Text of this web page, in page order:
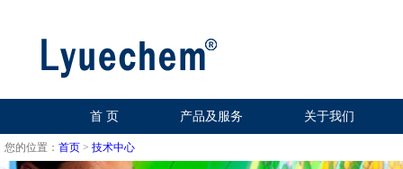
首 页 产品及服务 关于我们
您的位置： 首页 > 技术中心